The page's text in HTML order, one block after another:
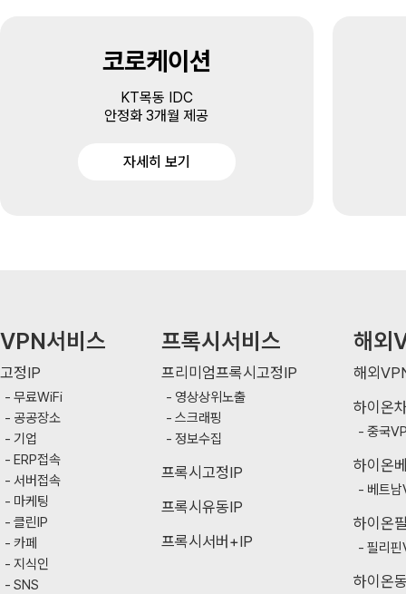
코로케이션
KT목동 IDC
안정화 3개월 제공
자세히 보기
VPN서비스
고정IP
무료WiFi
공공장소
기업
ERP접속
서버접속
마케팅
클린IP
카페
지식인
SNS
프록시서비스
프리미엄프록시고정IP
영상상위노출
스크래핑
정보수집
프록시고정IP
프록시유동IP
프록시서버+IP
해외
해외
하이온
중국
하이온
베트
하이온
필리
하이온